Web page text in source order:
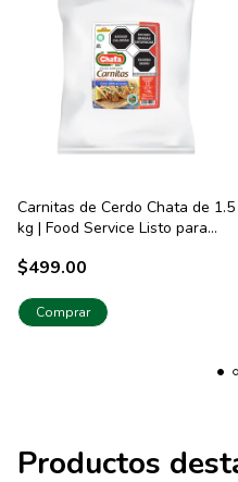
Carnitas de Cerdo Chata de 1.5
kg | Food Service Listo para
$499.00
Comprar
Productos